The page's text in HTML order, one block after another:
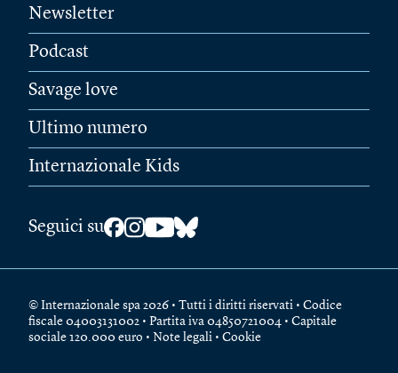
Newsletter
Podcast
Savage love
Ultimo numero
Internazionale Kids
Seguici su
© Internazionale spa 2026 • Tutti i diritti riservati • Codice
fiscale 04003131002 • Partita iva 04850721004 • Capitale
sociale 120.000 euro • Note legali • Cookie